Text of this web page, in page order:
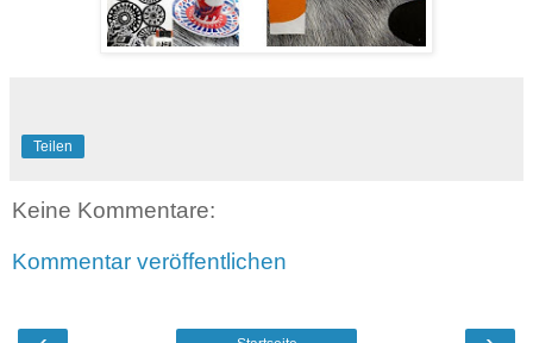
Teilen
Keine Kommentare:
Kommentar veröffentlichen